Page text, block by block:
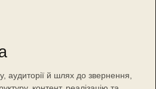
аудиторії й шлях до звернення,